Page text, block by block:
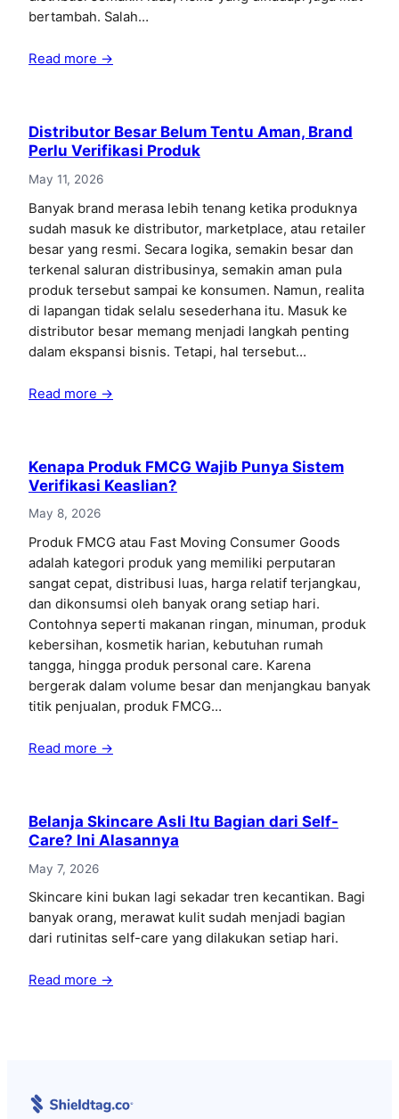
bertambah. Salah…
Read more →
Distributor Besar Belum Tentu Aman, Brand
Perlu Verifikasi Produk
May 11, 2026
Banyak brand merasa lebih tenang ketika produknya
sudah masuk ke distributor, marketplace, atau retailer
besar yang resmi. Secara logika, semakin besar dan
terkenal saluran distribusinya, semakin aman pula
produk tersebut sampai ke konsumen. Namun, realita
di lapangan tidak selalu sesederhana itu. Masuk ke
distributor besar memang menjadi langkah penting
dalam ekspansi bisnis. Tetapi, hal tersebut…
Read more →
Kenapa Produk FMCG Wajib Punya Sistem
Verifikasi Keaslian?
May 8, 2026
Produk FMCG atau Fast Moving Consumer Goods
adalah kategori produk yang memiliki perputaran
sangat cepat, distribusi luas, harga relatif terjangkau,
dan dikonsumsi oleh banyak orang setiap hari.
Contohnya seperti makanan ringan, minuman, produk
kebersihan, kosmetik harian, kebutuhan rumah
tangga, hingga produk personal care. Karena
bergerak dalam volume besar dan menjangkau banyak
titik penjualan, produk FMCG…
Read more →
Belanja Skincare Asli Itu Bagian dari Self-
Care? Ini Alasannya
May 7, 2026
Skincare kini bukan lagi sekadar tren kecantikan. Bagi
banyak orang, merawat kulit sudah menjadi bagian
dari rutinitas self-care yang dilakukan setiap hari.
Read more →